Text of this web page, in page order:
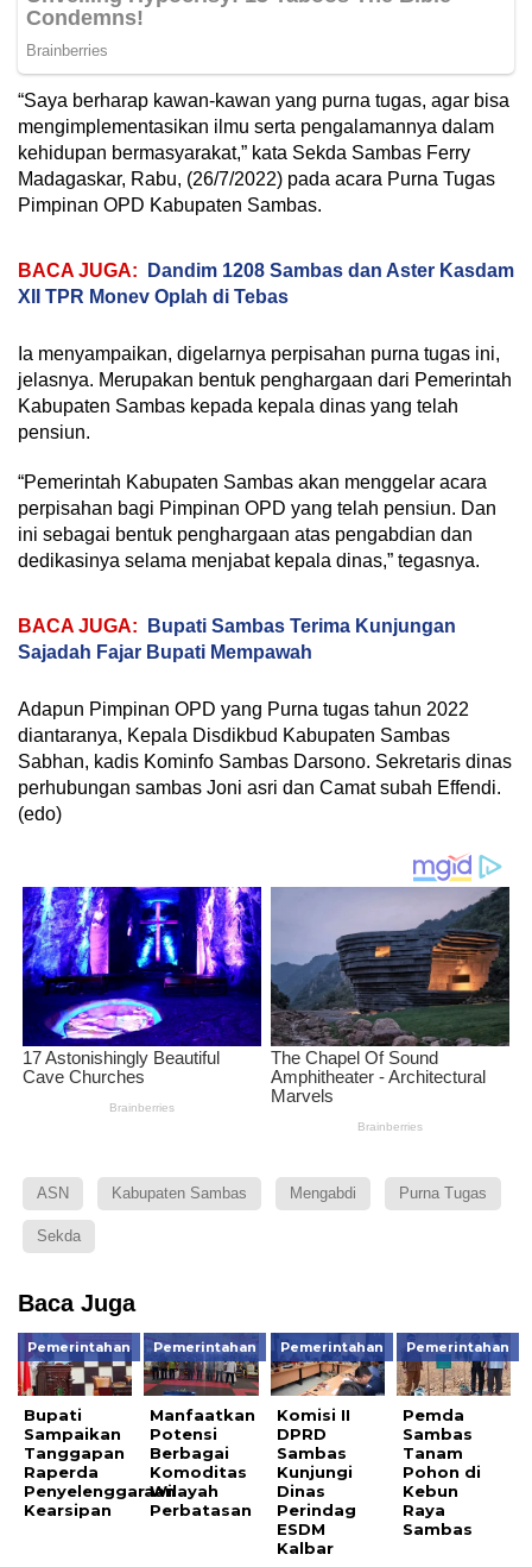
“Saya berharap kawan-kawan yang purna tugas, agar bisa
mengimplementasikan ilmu serta pengalamannya dalam
kehidupan bermasyarakat,” kata Sekda Sambas Ferry
Madagaskar, Rabu, (26/7/2022) pada acara Purna Tugas
Pimpinan OPD Kabupaten Sambas.
BACA JUGA:
Dandim 1208 Sambas dan Aster Kasdam
XII TPR Monev Oplah di Tebas
Ia menyampaikan, digelarnya perpisahan purna tugas ini,
jelasnya. Merupakan bentuk penghargaan dari Pemerintah
Kabupaten Sambas kepada kepala dinas yang telah
pensiun.
“Pemerintah Kabupaten Sambas akan menggelar acara
perpisahan bagi Pimpinan OPD yang telah pensiun. Dan
ini sebagai bentuk penghargaan atas pengabdian dan
dedikasinya selama menjabat kepala dinas,” tegasnya.
BACA JUGA:
Bupati Sambas Terima Kunjungan
Sajadah Fajar Bupati Mempawah
Adapun Pimpinan OPD yang Purna tugas tahun 2022
diantaranya, Kepala Disdikbud Kabupaten Sambas
Sabhan, kadis Kominfo Sambas Darsono. Sekretaris dinas
perhubungan sambas Joni asri dan Camat subah Effendi.
(edo)
ASN Kabupaten Sambas Mengabdi Purna Tugas
Sekda
Baca Juga
Pemerintahan
Bupati
Sampaikan
Tanggapan
Raperda
Penyelenggaraan
Kearsipan
Pemerintahan
Manfaatkan
Potensi
Berbagai
Komoditas
Wilayah
Perbatasan
Pemerintahan
Komisi II
DPRD
Sambas
Kunjungi
Dinas
Perindag
ESDM
Kalbar
Pemerintahan
Pemda
Sambas
Tanam
Pohon di
Kebun
Raya
Sambas